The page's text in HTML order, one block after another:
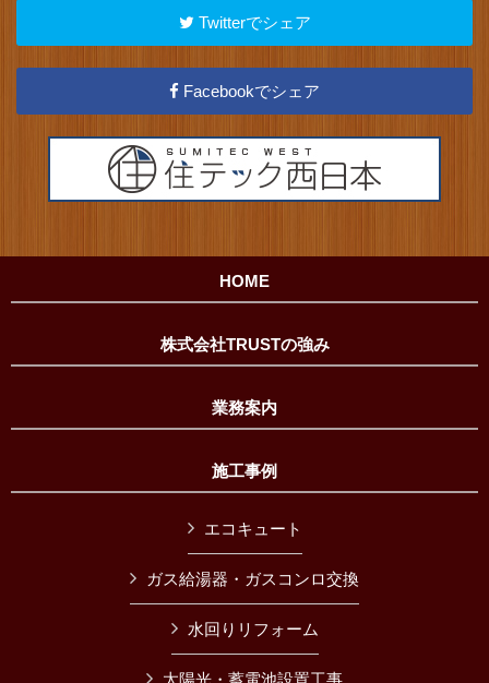
Twitterでシェア
Facebookでシェア
HOME
株式会社TRUSTの強み
業務案内
施工事例
エコキュート
ガス給湯器・ガスコンロ交換
水回りリフォーム